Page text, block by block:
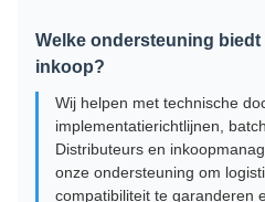
Welke ondersteuning
inkoop?
Wij helpen met technische
implementatierichtlijnen,
Distributeurs en
onze ondersteuning om
compatibiliteit te garanderen